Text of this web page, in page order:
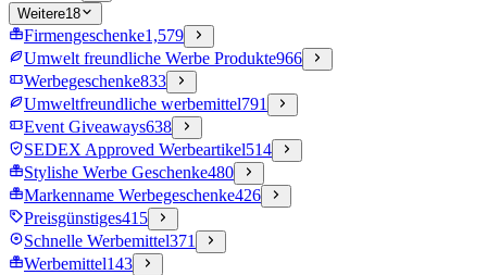
Weitere18
Firmengeschenke1,579
Umwelt freundliche Werbe Produkte966
Werbegeschenke833
Umweltfreundliche werbemittel791
Event Giveaways638
SEDEX Approved Werbeartikel514
Stylishe Werbe Geschenke480
Markenname Werbegeschenke426
Preisgünstiges415
Schnelle Werbemittel371
Werbemittel143